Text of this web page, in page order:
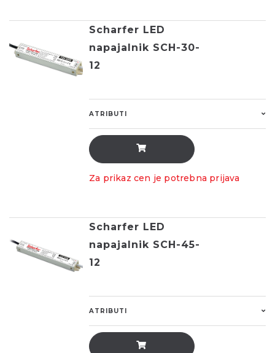
Scharfer LED
napajalnik SCH-30-
12
ATRIBUTI
Za prikaz cen je potrebna prijava
Scharfer LED
napajalnik SCH-45-
12
ATRIBUTI